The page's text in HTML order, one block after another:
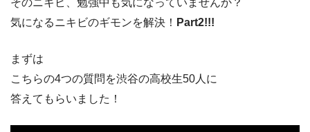
気になるニキビのギモンを解決！ Part2!!!
まずは
こちらの4つの質問を渋谷の高校生50人に
答えてもらいました！